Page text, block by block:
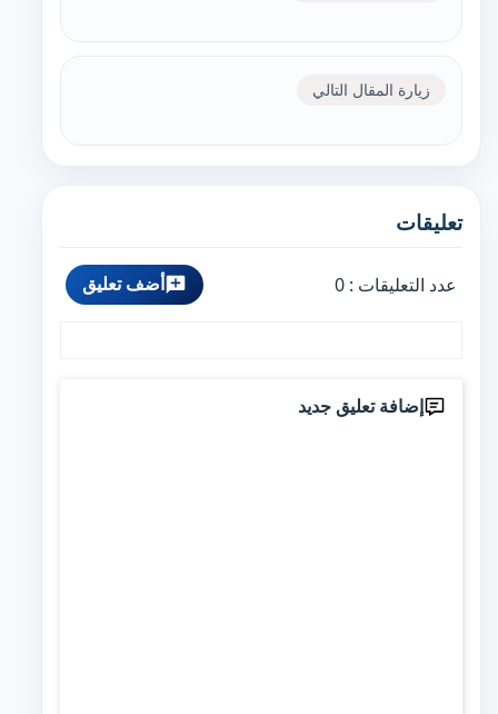
زيارة المقال التالي
تعليقات
عدد التعليقات : 0 أضف تعليق
إضافة تعليق جديد